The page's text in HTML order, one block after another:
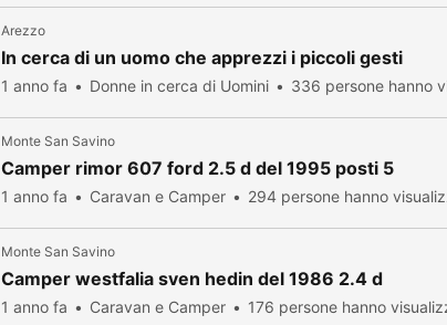
Arezzo
In cerca di un uomo che apprezzi i piccoli gesti
1 anno fa Donne in cerca di Uomini 336 persone hanno
Monte San Savino
Camper rimor 607 ford 2.5 d del 1995 posti 5
1 anno fa Caravan e Camper 294 persone hanno
Monte San Savino
Camper westfalia sven hedin del 1986 2.4 d
1 anno fa Caravan e Camper 176 persone hanno